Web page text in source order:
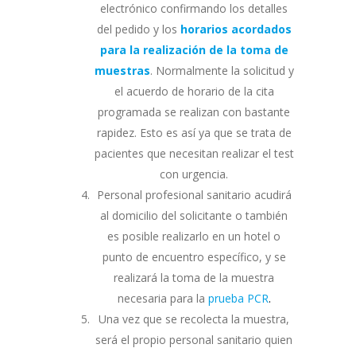
electrónico confirmando los detalles
del pedido y los horarios acordados
para la realización de la toma de
muestras. Normalmente la solicitud y
el acuerdo de horario de la cita
programada se realizan con bastante
rapidez. Esto es así ya que se trata de
pacientes que necesitan realizar el test
con urgencia.
Personal profesional sanitario acudirá
al domicilio del solicitante o también
es posible realizarlo en un hotel o
punto de encuentro específico, y se
realizará la toma de la muestra
necesaria para la prueba PCR.
Una vez que se recolecta la muestra,
será el propio personal sanitario quien